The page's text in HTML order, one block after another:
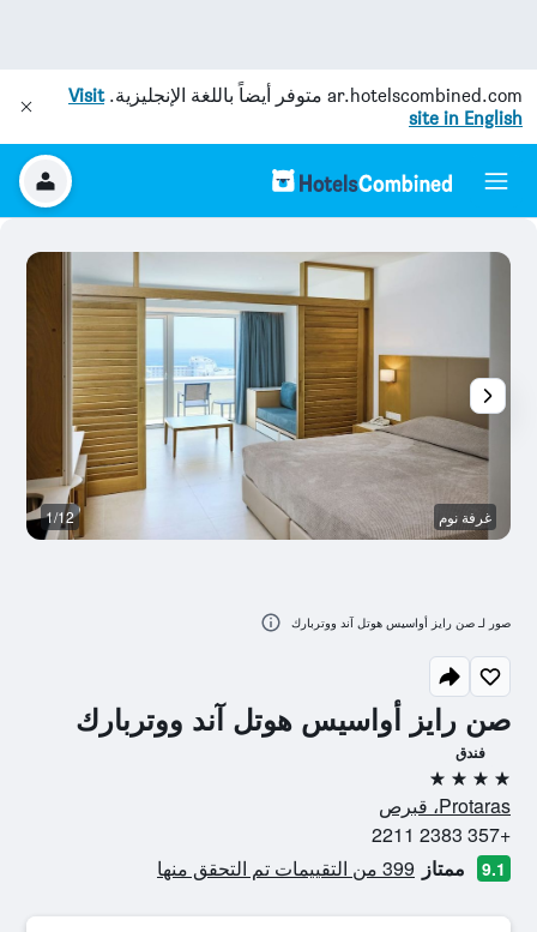
ar.hotelscombined.com متوفر أيضاً باللغة الإنجليزية.Visit
site in English
صن رايز أواسيس هوتل آند ووتربارك
فندق
4 نجوم
Protaras، قبرص
+357 2383 2211
9.1 ممتاز 399 من التقييمات تم التحقق منها
غرفة نوم 1/12
صور لـ صن رايز أواسيس هوتل آند ووتربارك